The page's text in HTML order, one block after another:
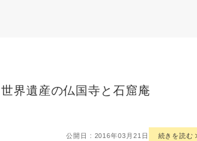
界遺産の仏国寺と石窟庵
公開日 : 2016年03月21日 続きを読む